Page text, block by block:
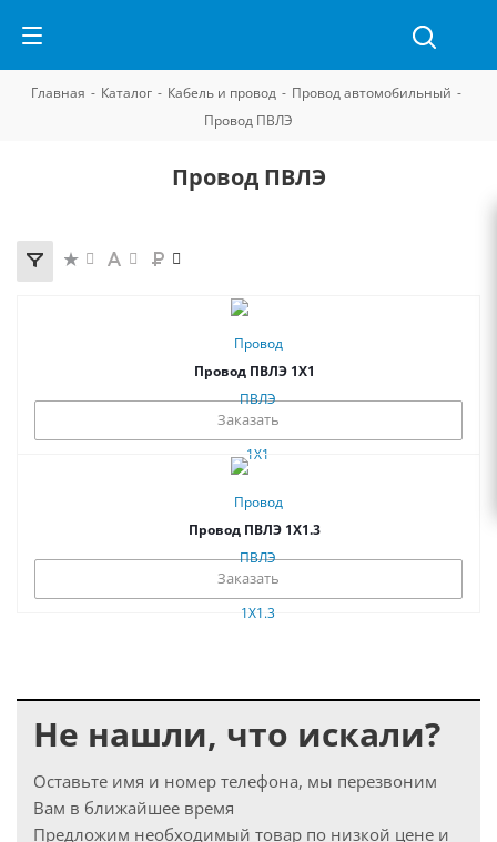
Главная - Каталог - Кабель и провод - Провод автомобильный -
Провод ПВЛЭ
Провод ПВЛЭ
Провод ПВЛЭ 1Х1
Заказать
Провод ПВЛЭ 1Х1.3
Заказать
Не нашли, что искали?
Оставьте имя и номер телефона, мы перезвоним
Вам в ближайшее время
Предложим необходимый товар по низкой цене и